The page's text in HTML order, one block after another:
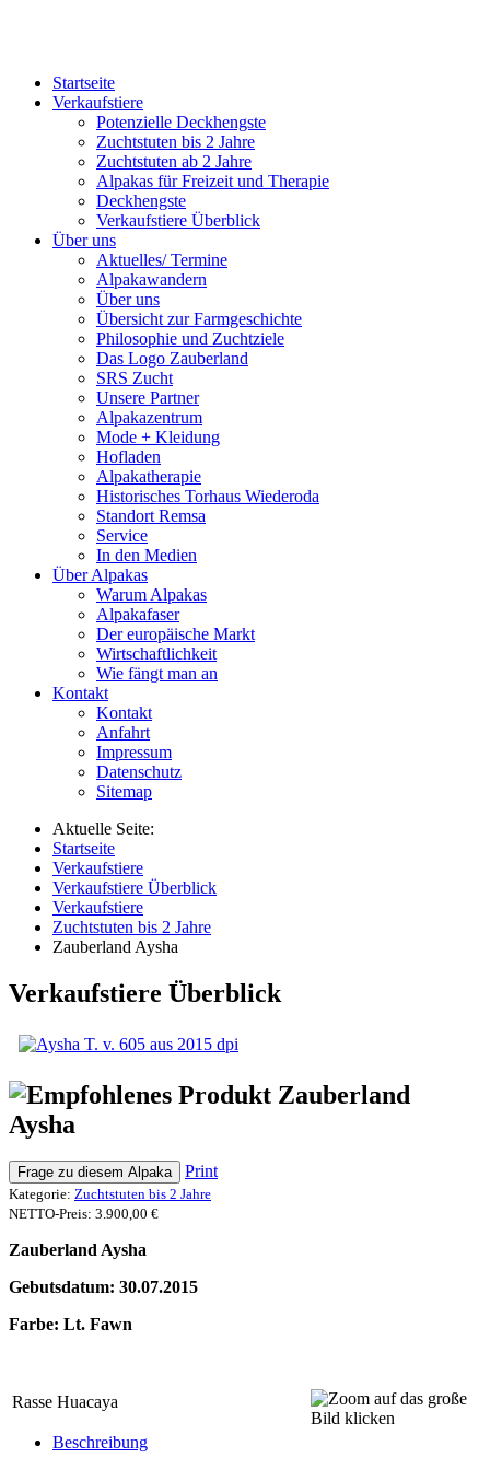
Startseite
Verkaufstiere
Po­ten­zi­elle Deckhengste
Zuchtstuten bis 2 Jahre
Zuchtstuten ab 2 Jahre
Alpakas für Freizeit und Therapie
Deckhengste
Verkaufstiere Überblick
Über uns
Aktuelles/ Termine
Alpakawandern
Über uns
Übersicht zur Farmgeschichte
Philosophie und Zuchtziele
Das Logo Zauberland
SRS Zucht
Unsere Partner
Alpakazentrum
Mode + Kleidung
Hofladen
Alpakatherapie
Historisches Torhaus Wiederoda
Standort Remsa
Service
In den Medien
Über Alpakas
Warum Alpakas
Alpakafaser
Der europäische Markt
Wirtschaftlichkeit
Wie fängt man an
Kontakt
Kontakt
Anfahrt
Impressum
Datenschutz
Sitemap
Aktuelle Seite:
Startseite
Verkaufstiere
Verkaufstiere Überblick
Verkaufstiere
Zuchtstuten bis 2 Jahre
Zauberland Aysha
Verkaufstiere Überblick
Zauberland
Aysha
Frage zu diesem Alpaka Print
Kategorie: Zuchtstuten bis 2 Jahre
NETTO-Preis: 3.900,00 €
Zauberland Aysha
Gebutsdatum: 30.07.2015
Farbe: Lt. Fawn
Rasse Huacaya
Beschreibung